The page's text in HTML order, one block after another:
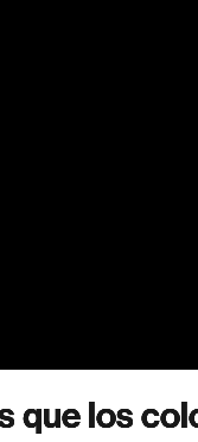
que los